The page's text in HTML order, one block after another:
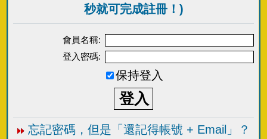
秒就可完成註冊！)
會員名稱:
登入密碼:
保持登入
忘記密碼，但是「還記得帳號 + Email」？